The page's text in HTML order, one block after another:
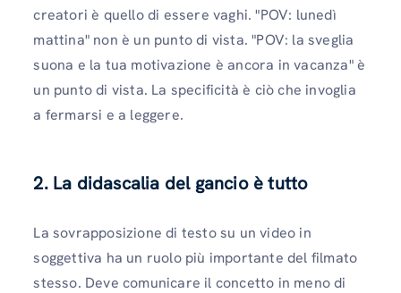
creatori è quello di essere vaghi. "POV: lunedì
mattina" non è un punto di vista. "POV: la sveglia
suona e la tua motivazione è ancora in vacanza" è
un punto di vista. La specificità è ciò che invoglia
a fermarsi e a leggere.
2. La didascalia del gancio è tutto
La sovrapposizione di testo su un video in
soggettiva ha un ruolo più importante del filmato
stesso. Deve comunicare il concetto in meno di